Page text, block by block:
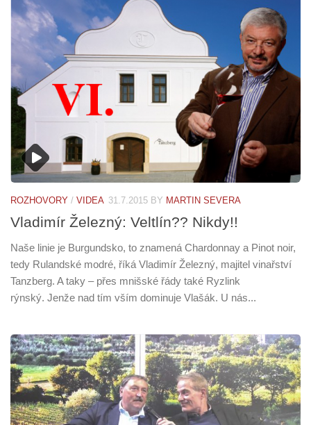
ROZHOVORY / VIDEA 31.7.2015 BY MARTIN SEVERA
Vladimír Železný: Veltlín?? Nikdy!!
Naše linie je Burgundsko, to znamená Chardonnay a Pinot noir,
tedy Rulandské modré, říká Vladimír Železný, majitel vinařství
Tanzberg. A taky – přes mnišské řády také Ryzlink
rýnský. Jenže nad tím vším dominuje Vlašák. U nás...